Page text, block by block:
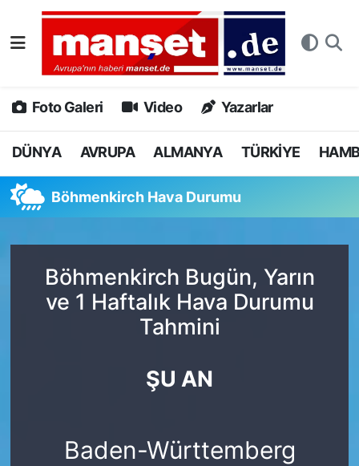
Foto Galeri Video Yazarlar
DÜNYA AVRUPA ALMANYA TÜRKİYE
Böhmenkirch Hava Durumu
Böhmenkirch Bugün, Yarın
ve 1 Haftalık Hava Durumu
Tahmini
ŞU AN
Baden-Württemberg
DÜNYA
AVRUPA
ALMANYA
SPOR
DEUTSCH
Nöbetçi Eczaneler
Hava Durumu
Namaz Vakitleri
Tüm Manşetler
Son Dakika Haberleri